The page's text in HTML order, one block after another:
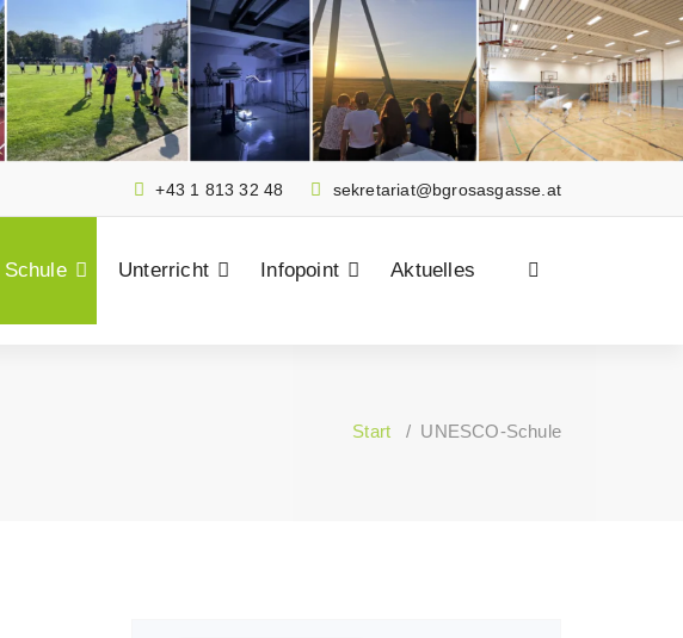
sekretariat@bgrosasgasse.at
+43 1 813 32 48
Schule Unterricht Infopoint Aktuelles
Start / UNESCO-Schule